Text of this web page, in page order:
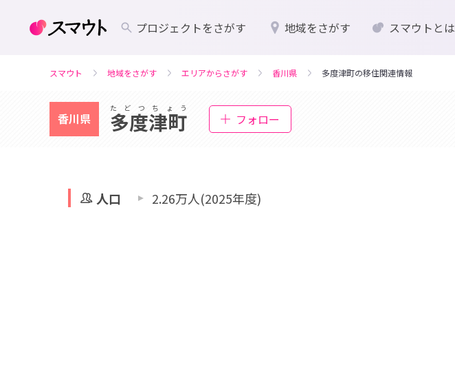
プロジェクトをさがす 地域をさがす スマウトとは
スマウト 地域をさがす エリアからさがす 香川県 多度津町の移住関連情報
香川県
たどつちょう
多度津町 フォロー
人口 2.26万人(2025年度)